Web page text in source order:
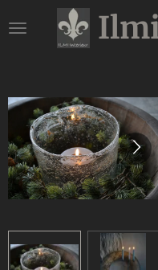
direct
hoofdinhoud